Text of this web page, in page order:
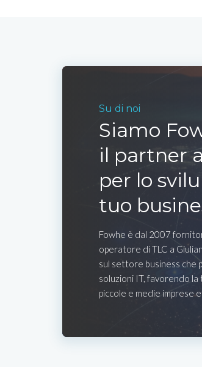
Su di noi
Siamo
il partner
per lo
tuo
Fowhe è dal 2007
operatore di TLC a
sul settore business che
soluzioni IT, favorendo
piccole e medie imprese